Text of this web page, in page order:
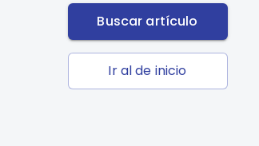
Buscar artículo
Ir al de inicio